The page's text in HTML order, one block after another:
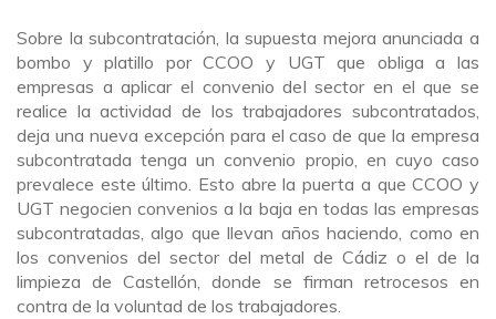
Sobre la subcontratación, la supuesta mejora anunciada a
bombo y platillo por CCOO y UGT que obliga a las
empresas a aplicar el convenio del sector en el que se
realice la actividad de los trabajadores subcontratados,
deja una nueva excepción para el caso de que la empresa
subcontratada tenga un convenio propio, en cuyo caso
prevalece este último. Esto abre la puerta a que CCOO y
UGT negocien convenios a la baja en todas las empresas
subcontratadas, algo que llevan años haciendo, como en
los convenios del sector del metal de Cádiz o el de la
limpieza de Castellón, donde se firman retrocesos en
contra de la voluntad de los trabajadores.